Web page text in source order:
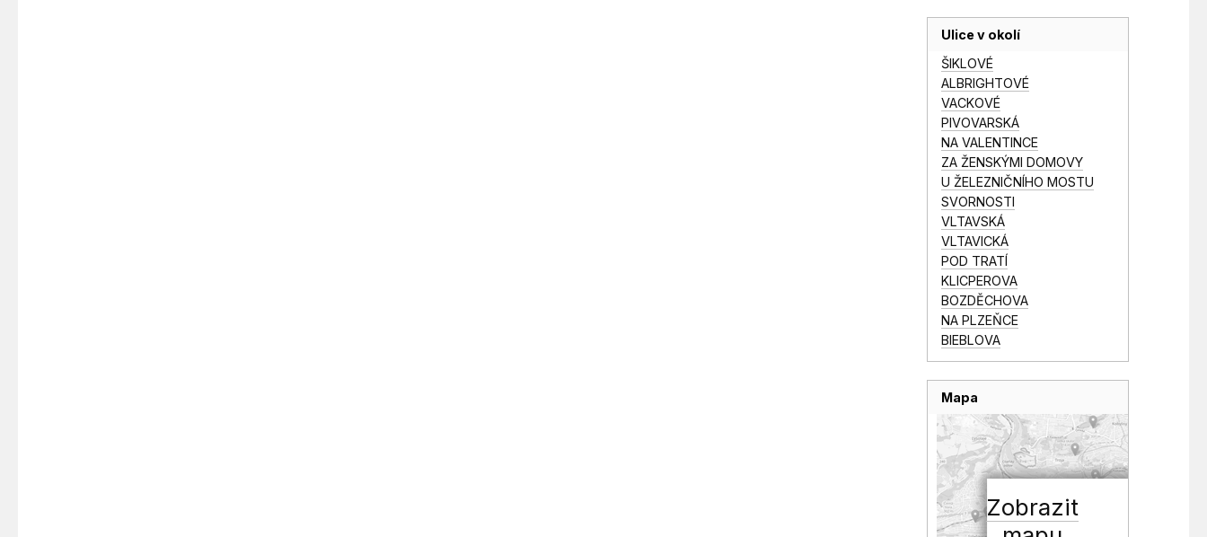
Ulice v okolí
ŠIKLOVÉ
ALBRIGHTOVÉ
VACKOVÉ
PIVOVARSKÁ
NA VALENTINCE
ZA ŽENSKÝMI DOMOVY
U ŽELEZNIČNÍHO MOSTU
SVORNOSTI
VLTAVSKÁ
VLTAVICKÁ
POD TRATÍ
KLICPEROVA
BOZDĚCHOVA
NA PLZEŇCE
BIEBLOVA
Mapa
Zobrazit